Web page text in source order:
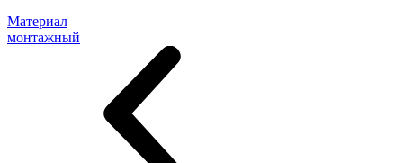
Материал
монтажный